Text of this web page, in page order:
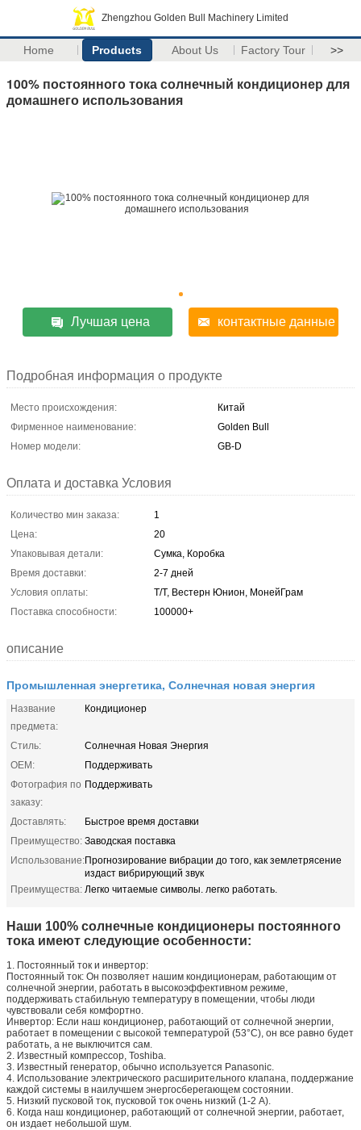
Zhengzhou Golden Bull Machinery Limited
Home Products About Us Factory Tour >>
100% постоянного тока солнечный кондиционер для
домашнего использования
Лучшая цена контактные данные
Подробная информация о продукте
Место происхождения:
Китай
Фирменное наименование:
Golden Bull
Номер модели:
GB-D
Оплата и доставка Условия
Количество мин заказа:
1
Цена:
20
Упаковывая детали:
Сумка, Коробка
Время доставки:
2-7 дней
Условия оплаты:
Т/Т, Вестерн Юнион, МонейГрам
Поставка способности:
100000+
описание
Промышленная энергетика, Солнечная новая энергия
Название
предмета:
Кондиционер
Стиль:
Солнечная Новая Энергия
OEM:
Поддерживать
Фотография по
заказу:
Поддерживать
Доставлять:
Быстрое время доставки
Преимущество: Заводская поставка
Использование:Прогнозирование вибрации до того, как землетрясение
издаст вибрирующий звук
Преимущества: Легко читаемые символы. легко работать.
Наши 100% солнечные кондиционеры постоянного
тока имеют следующие особенности:
1. Постоянный ток и инвертор:
Постоянный ток: Он позволяет нашим кондиционерам, работающим от
солнечной энергии, работать в высокоэффективном режиме,
поддерживать стабильную температуру в помещении, чтобы люди
чувствовали себя комфортно.
Инвертор: Если наш кондиционер, работающий от солнечной энергии,
работает в помещении с высокой температурой (53°C), он все равно будет
работать, а не выключится сам.
2. Известный компрессор, Toshiba.
3. Известный генератор, обычно используется Panasonic.
4. Использование электрического расширительного клапана, поддержание
каждой системы в наилучшем энергосберегающем состоянии.
5. Низкий пусковой ток, пусковой ток очень низкий (1-2 А).
6. Когда наш кондиционер, работающий от солнечной энергии, работает,
он издает небольшой шум.